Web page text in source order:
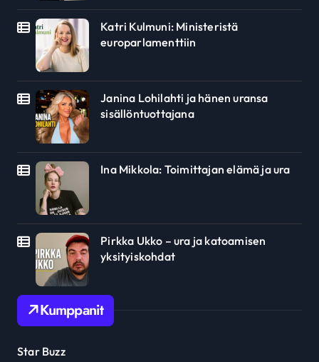
Katri Kulmuni: Ministeristä
europarlamenttiin
Janina Lohilahti ja hänen uransa
sisällöntuottajana
Ina Mikkola: Toimittajan elämä ja ura
Pirkka Ukko – ura ja katoamisen
yksityiskohdat
Kumppanit
Star Buzz